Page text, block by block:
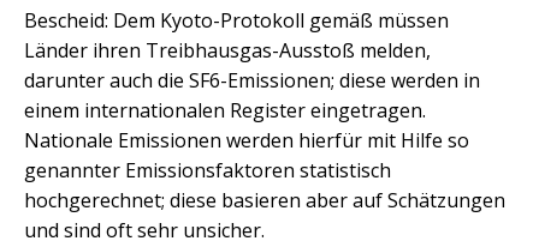
Bescheid: Dem Kyoto-Protokoll gemäß müssen
Länder ihren Treibhausgas-Ausstoß melden,
darunter auch die SF6-Emissionen; diese werden in
einem internationalen Register eingetragen.
Nationale Emissionen werden hierfür mit Hilfe so
genannter Emissionsfaktoren statistisch
hochgerechnet; diese basieren aber auf Schätzungen
und sind oft sehr unsicher.